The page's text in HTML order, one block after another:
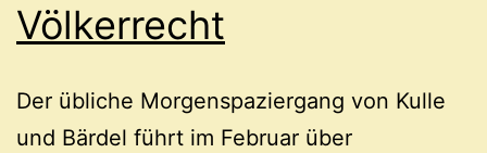
Völkerrecht
Der übliche Morgenspaziergang von Kulle
und Bärdel führt im Februar über